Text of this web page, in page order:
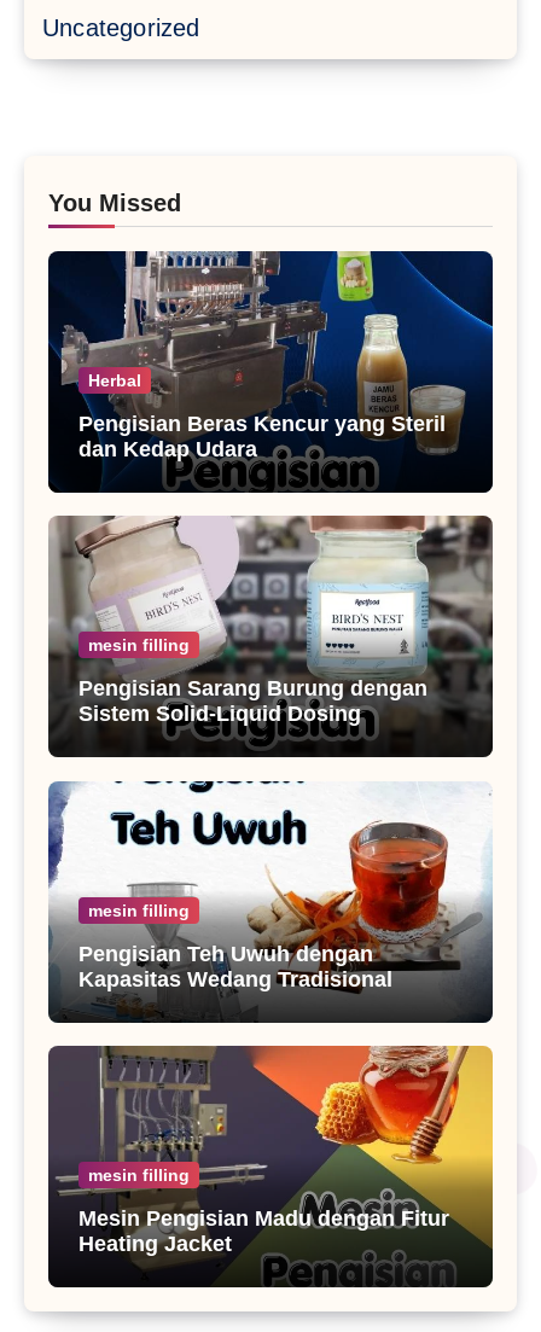
Uncategorized
You Missed
Herbal
Pengisian Beras Kencur yang Steril
dan Kedap Udara
mesin filling
Pengisian Sarang Burung dengan
Sistem Solid-Liquid Dosing
mesin filling
Pengisian Teh Uwuh dengan
Kapasitas Wedang Tradisional
mesin filling
Mesin Pengisian Madu dengan Fitur
Heating Jacket